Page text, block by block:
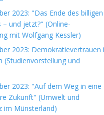
2023: "Das Ende des billigen
– und jetzt?" (Online-
mit Wolfgang Kessler)
2023: Demokratievertrauen
(Studienvorstellung und
2023: "Auf dem Weg in eine
Zukunft" (Umwelt und
im Münsterland)